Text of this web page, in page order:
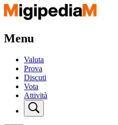
Menu
Valuta
Prova
Discuti
Vota
Attività